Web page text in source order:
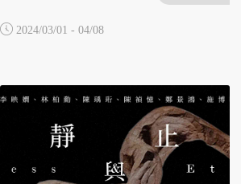
2024/03/01 - 04/08